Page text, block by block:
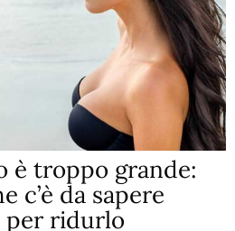
è troppo grande:
c’è da sapere
per ridurlo